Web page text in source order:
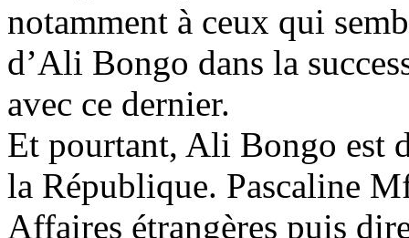
notamment à ceux qui
d’Ali Bongo dans la
avec ce dernier.
Et pourtant, Ali Bongo est
la République. Pascaline
Affaires étrangères puis